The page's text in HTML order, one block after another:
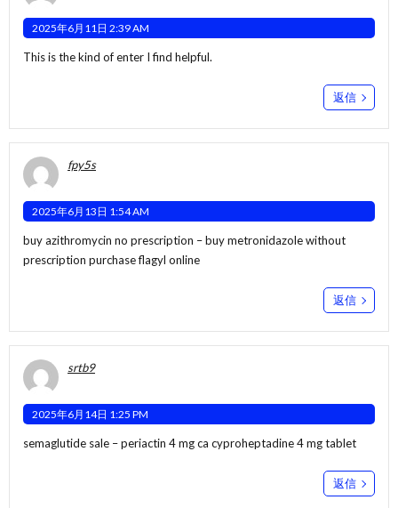
2025年6月11日 2:39 AM
This is the kind of enter I find helpful.
返信
fpy5s
2025年6月13日 1:54 AM
buy azithromycin no prescription –buy metronidazole without
prescription purchase flagyl online
返信
srtb9
2025年6月14日 1:25 PM
semaglutide sale –periactin 4 mg ca cyproheptadine 4 mg tablet
返信